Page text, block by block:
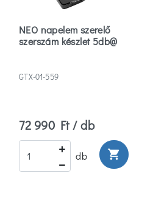
NEO napelem szerelő
szerszám készlet 5db@
GTX-01-559
72 990 Ft / db
db shopping_cart